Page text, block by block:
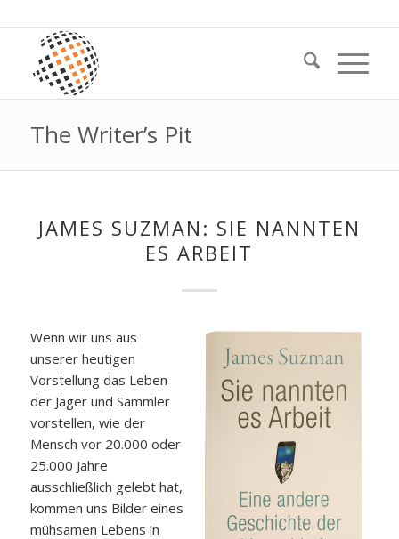
The Writer’s Pit
JAMES SUZMAN: SIE NANNTEN
ES ARBEIT
Wenn wir uns aus
unserer heutigen
Vorstellung das Leben
der Jäger und Sammler
vorstellen, wie der
Mensch vor 20.000 oder
25.000 Jahre
ausschließlich gelebt hat,
kommen uns Bilder eines
mühsamen Lebens in